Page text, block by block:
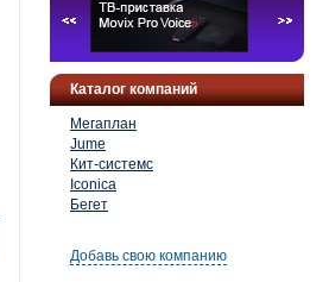
Каталог компаний
Мегаплан
Jume
Кит-системс
Iconica
Бегет
Добавь свою компанию